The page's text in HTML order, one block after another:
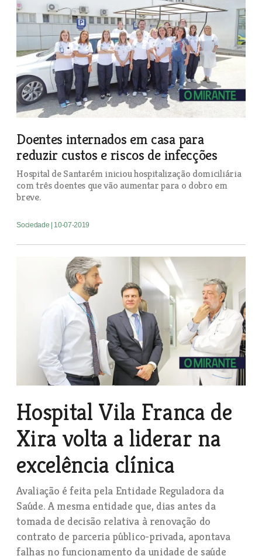
Doentes internados em casa para
reduzir custos e riscos de infecções
Hospital de Santarém iniciou hospitalização domiciliária
com três doentes que vão aumentar para o dobro em
breve.
Sociedade | 10-07-2019
Hospital Vila Franca de
Xira volta a liderar na
excelência clínica
Avaliação é feita pela Entidade Reguladora da
Saúde. A mesma entidade que, dias antes da
tomada de decisão relativa à renovação do
contrato de parceria público-privada, apontava
falhas no funcionamento da unidade de saúde